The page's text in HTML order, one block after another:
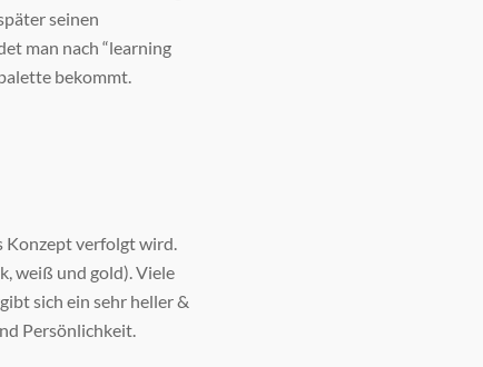
seinen
man nach “learning
bekommt.
Konzept verfolgt wird.
weiß und gold). Viele
sich ein sehr heller &
Persönlichkeit.